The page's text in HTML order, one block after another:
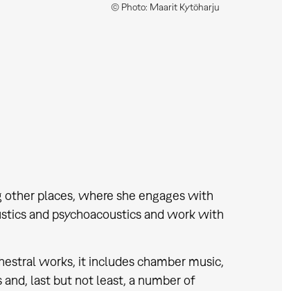
© Photo: Maarit Kytöharju
other places, where she engages with
and psychoacoustics and work with
works, it includes chamber music,
last but not least, a number of